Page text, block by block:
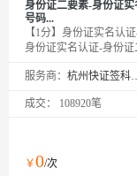
身份证二要素-身份证
号码...
【1分】身份证实名认
身份证实名认证-身份
名-身份证核验-身份证
实名认证-身份证实名
份证二要素-身份证二
认证-身份实名认证-身
服务商： 杭州快证
成交： 108920笔
￥0/次